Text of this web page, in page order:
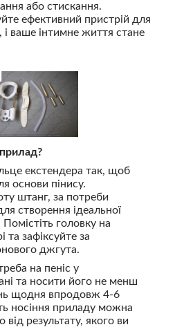
або стискання.
ефективний пристрій для
і ваше інтимне життя стане
екстендера так, щоб
основи пінису.
штанг, за потреби
створення ідеальної
головку на
та зафіксуйте за
джгута.
на пеніс у
та носити його не менш
щодня впродовж 4-6
носіння приладу можна
результату, якого ви